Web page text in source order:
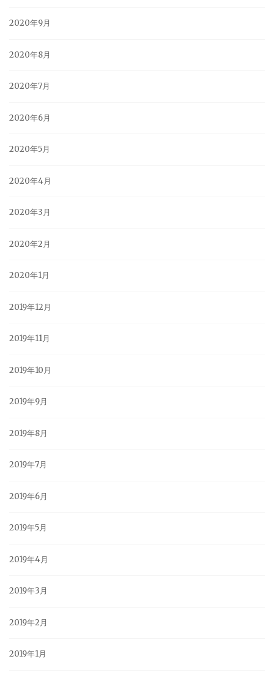
2020年9月
2020年8月
2020年7月
2020年6月
2020年5月
2020年4月
2020年3月
2020年2月
2020年1月
2019年12月
2019年11月
2019年10月
2019年9月
2019年8月
2019年7月
2019年6月
2019年5月
2019年4月
2019年3月
2019年2月
2019年1月